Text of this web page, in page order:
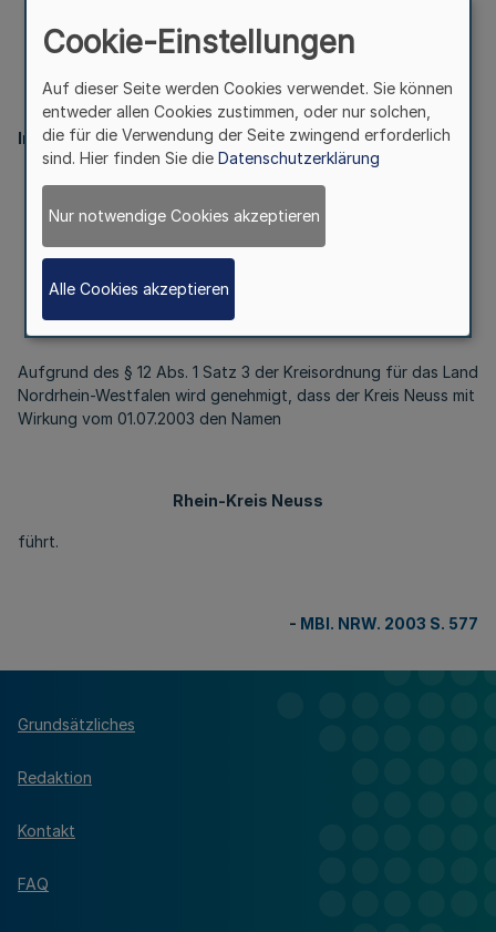
4806/03 -
II.
Innenministerium
Änderung des Kreisnamens Neuss
Bek. d. Innenministeriums vom 22.05.03
- 31-2-10.30.10-4806/03 -
Aufgrund des § 12 Abs. 1 Satz 3 der Kreisordnung für das Land
Nordrhein-Westfalen wird genehmigt, dass der Kreis Neuss mit
Wirkung vom 01.07.2003 den Namen
Rhein-Kreis Neuss
führt.
- MBl. NRW. 2003 S. 577
Grundsätzliches
Redaktion
Kontakt
FAQ
Cookie-Einstellungen
Auf dieser Seite werden Cookies verwendet. Sie können
entweder allen Cookies zustimmen, oder nur solchen,
die für die Verwendung der Seite zwingend erforderlich
sind. Hier finden Sie die Datenschutzerklärung
Nur notwendige Cookies akzeptieren
Alle Cookies akzeptieren